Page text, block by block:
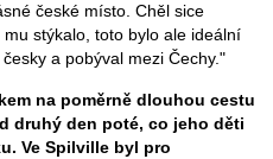
české místo. Chěl sice
stýkalo, toto bylo ale ideální
a pobýval mezi Čechy."
na poměrně dlouhou cestu
druhý den poté, co jeho děti
Ve Spilville byl pro